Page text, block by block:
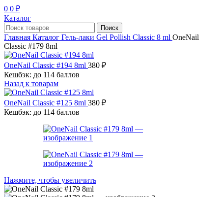
0 0 ₽
Каталог
Поиск
Главная Каталог Гель-лаки Gel Pollish Classic 8 ml OneNail
Classic #179 8ml
OneNail Classic #194 8ml 380 ₽
Кешбэк: до 114 баллов
Назад к товарам
OneNail Classic #125 8ml 380 ₽
Кешбэк: до 114 баллов
Нажмите, чтобы увеличить